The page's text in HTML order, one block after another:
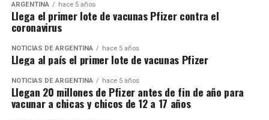
ARGENTINA hace 5 años
Llega el primer lote de vacunas Pfizer contra el
coronavirus
NOTICIAS DE ARGENTINA hace 5 años
Llega al país el primer lote de vacunas Pfizer
NOTICIAS DE ARGENTINA hace 5 años
Llegan 20 millones de Pfizer antes de fin de año para
vacunar a chicas y chicos de 12 a 17 años